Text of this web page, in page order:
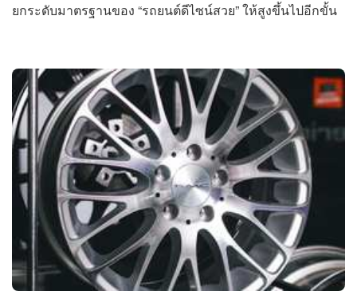
ยกระดับมาตรฐานของ “รถยนต์ดีไซน์สวย” ให้สูงขึ้นไปอีกขั้น